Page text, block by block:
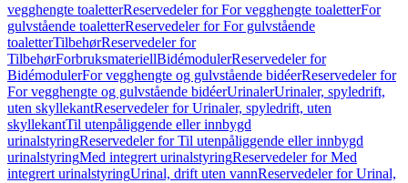
vegghengte toaletterReservedeler for For vegghengte toaletterFor
gulvstående toaletterReservedeler for For gulvstående
toaletterTilbehørReservedeler for
TilbehørForbruksmateriellBidémodulerReservedeler for
BidémodulerFor vegghengte og gulvstående bidéerReservedeler for
For vegghengte og gulvstående bidéerUrinalerUrinaler, spyledrift,
uten skyllekantReservedeler for Urinaler, spyledrift, uten
skyllekantTil utenpåliggende eller innbygd
urinalstyringReservedeler for Til utenpåliggende eller innbygd
urinalstyringMed integrert urinalstyringReservedeler for Med
integrert urinalstyringUrinal, drift uten vannReservedeler for Urinal,